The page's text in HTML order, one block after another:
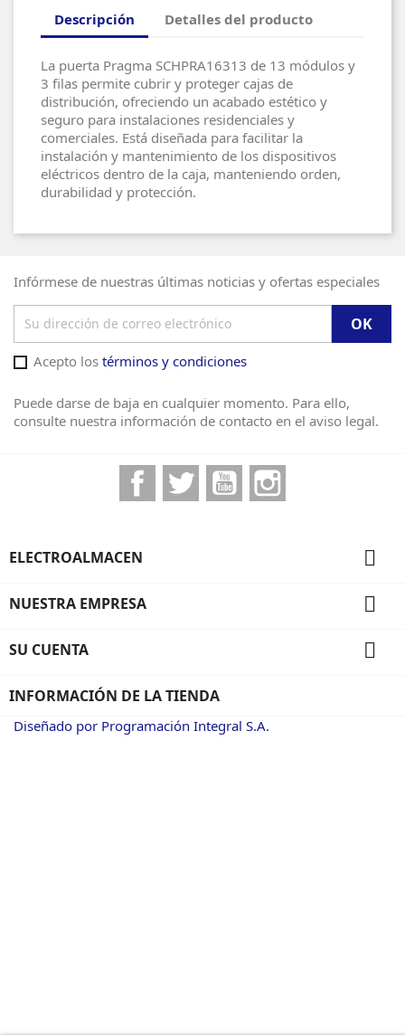
Descripción Detalles del producto
La puerta Pragma SCHPRA16313 de 13 módulos y
3 filas permite cubrir y proteger cajas de
distribución, ofreciendo un acabado estético y
seguro para instalaciones residenciales y
comerciales. Está diseñada para facilitar la
instalación y mantenimiento de los dispositivos
eléctricos dentro de la caja, manteniendo orden,
durabilidad y protección.
Infórmese de nuestras últimas noticias y ofertas especiales
Acepto los términos y condiciones
Puede darse de baja en cualquier momento. Para ello,
consulte nuestra información de contacto en el aviso legal.
FacebookTwitter YouTube
ELECTROALMACEN 
NUESTRA EMPRESA 
SU CUENTA 
INFORMACIÓN DE LA TIENDA
Diseñado por Programación Integral S.A.